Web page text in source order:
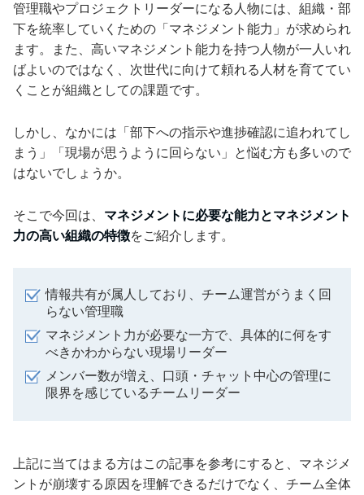
管理職やプロジェクトリーダーになる人物には、組織・部
下を統率していくための「マネジメント能力」が求められ
ます。また、高いマネジメント能力を持つ人物が一人いれ
ばよいのではなく、次世代に向けて頼れる人材を育ててい
くことが組織としての課題です。
しかし、なかには「部下への指示や進捗確認に追われてし
まう」「現場が思うように回らない」と悩む方も多いので
はないでしょうか。
そこで今回は、 マネジメントに必要な能力とマネジメント
力の高い組織の特徴をご紹介します。
情報共有が属人しており、チーム運営がうまく回
らない管理職
マネジメント力が必要な一方で、具体的に何をす
べきかわからない現場リーダー
メンバー数が増え、口頭・チャット中心の管理に
限界を感じているチームリーダー
上記に当てはまる方はこの記事を参考にすると、マネジメ
ントが崩壊する原因を理解できるだけでなく、チーム全体